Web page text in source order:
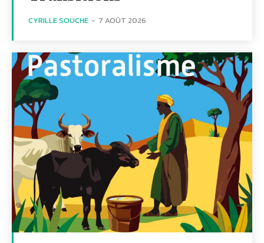
CYRILLE SOUCHE - 7 AOÛT 2026